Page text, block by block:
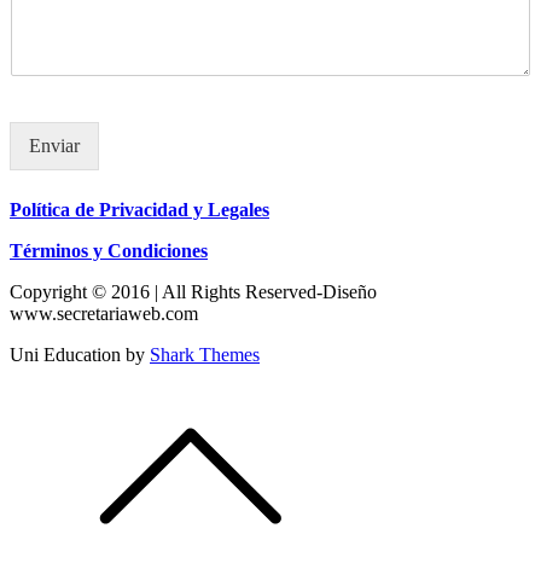
Enviar
Política de Privacidad y Legales
Términos y Condiciones
Copyright © 2016 | All Rights Reserved-Diseño
www.secretariaweb.com
Uni Education by Shark Themes